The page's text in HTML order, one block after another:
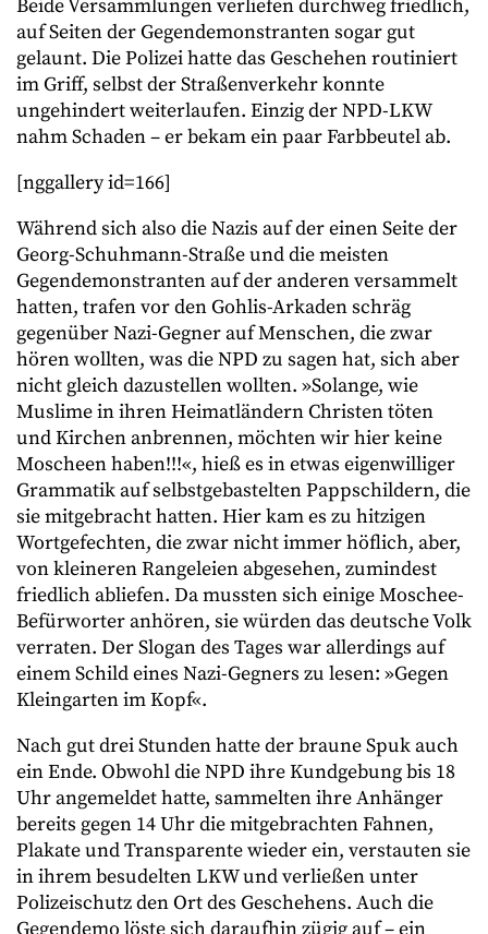
Beide Versammlungen verliefen durchweg friedlich,
auf Seiten der Gegendemonstranten sogar gut
gelaunt. Die Polizei hatte das Geschehen routiniert
im Griff, selbst der Straßenverkehr konnte
ungehindert weiterlaufen. Einzig der NPD-LKW
nahm Schaden – er bekam ein paar Farbbeutel ab.
[nggallery id=166]
Während sich also die Nazis auf der einen Seite der
Georg-Schuhmann-Straße und die meisten
Gegendemonstranten auf der anderen versammelt
hatten, trafen vor den Gohlis-Arkaden schräg
gegenüber Nazi-Gegner auf Menschen, die zwar
hören wollten, was die NPD zu sagen hat, sich aber
nicht gleich dazustellen wollten. »Solange, wie
Muslime in ihren Heimatländern Christen töten
und Kirchen anbrennen, möchten wir hier keine
Moscheen haben!!!«, hieß es in etwas eigenwilliger
Grammatik auf selbstgebastelten Pappschildern, die
sie mitgebracht hatten. Hier kam es zu hitzigen
Wortgefechten, die zwar nicht immer höflich, aber,
von kleineren Rangeleien abgesehen, zumindest
friedlich abliefen. Da mussten sich einige Moschee-
Befürworter anhören, sie würden das deutsche Volk
verraten. Der Slogan des Tages war allerdings auf
einem Schild eines Nazi-Gegners zu lesen: »Gegen
Kleingarten im Kopf«.
Nach gut drei Stunden hatte der braune Spuk auch
ein Ende. Obwohl die NPD ihre Kundgebung bis 18
Uhr angemeldet hatte, sammelten ihre Anhänger
bereits gegen 14 Uhr die mitgebrachten Fahnen,
Plakate und Transparente wieder ein, verstauten sie
in ihrem besudelten LKW und verließen unter
Polizeischutz den Ort des Geschehens. Auch die